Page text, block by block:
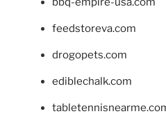
feedstoreva.com
drogopets.com
ediblechalk.com